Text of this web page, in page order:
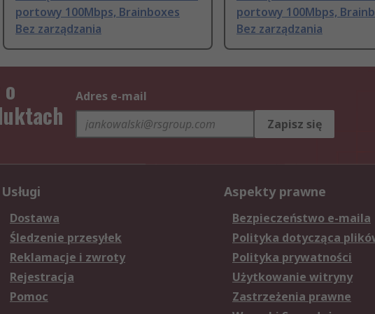
portowy 100Mbps, Brainboxes
Bez zarządzania
portowy 100Mbps,
Bez zarządzania
Adres e-mail
Zapisz się
Usługi
Dostawa
Śledzenie przesyłek
Reklamacje i zwroty
Rejestracja
Pomoc
Aspekty prawne
Bezpieczeństwo e-maila
Polityka dotycząca
Polityka prywatności
Użytkowanie witryny
Zastrzeżenia prawne